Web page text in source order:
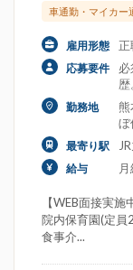
車通勤・マイカー
雇用形態 正
応募要件
歴
勤務地
ぼ
最寄り駅
給与
【WEB面接実
院内保育園(定員
食事介...